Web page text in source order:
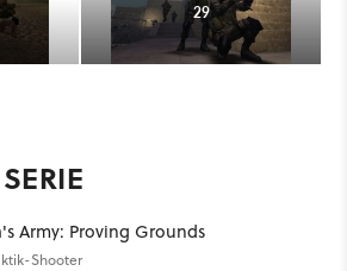
29
Army: Proving Grounds
Shooter